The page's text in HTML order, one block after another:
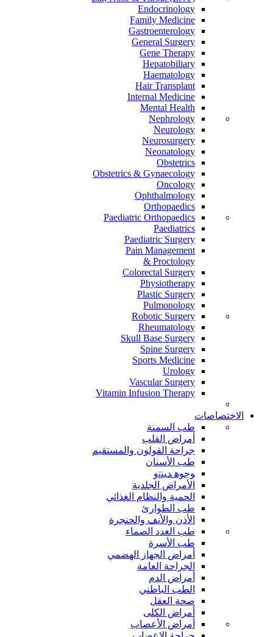
Endocrinology
Family Medicine
Gastroenterology
General Surgery
Gene Therapy
Hepatobiliary
Haematology
Hair Transplant
Internal Medicine
Mental Health
Nephrology
Neurology
Neurosurgery
Neonatology
Obstetrics
Obstetrics & Gynaecology
Oncology
Ophthalmology
Orthopaedics
Paediatric Orthopaedics
Paediatrics
Paediatric Surgery
Pain Management
Proctology &
Colorectal Surgery
Physiotherapy
Plastic Surgery
Pulmonology
Robotic Surgery
Rheumatology
Skull Base Surgery
Spine Surgery
Sports Medicine
Urology
Vascular Surgery
Vitamin Infusion Therapy
الاختصاصات
طب السمنة
أمراض القلب
جراحة القولون والمستقيم
طب الأسنان
ﻮﺟﻮﻫ ﺪﻴﻨﺗﻭ
الأمراض الجلدية
الحمية والنظام الغذائي
طب الطوارئ
الأذن والأنف والحنجرة
طب الغدد الصماء
طب الأسرة
أمراض الجهاز الهضمي
الجراحة العامة
أمراض الدم
الطب الباطني
صحة العقل
أمراض الكلى
أمراض الأعصاب